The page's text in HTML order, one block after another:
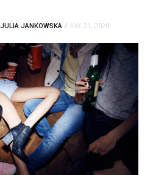
JULIA JANKOWSKA KW. 21, 2026